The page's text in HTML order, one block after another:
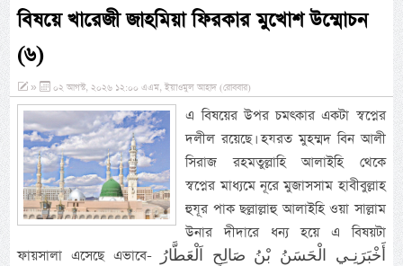
বিষয়ে খারেজী জাহমিয়া ফিরকার মুখোশ উম্মোচন
(৬)
» ০২ আগস্ট, ২০২৬ ১২:০০ এএম, ইয়াওমুল আহাদ (রোববার)
এ বিষয়ের উপর চমৎকার একটা স্বপ্নের
দলীল রয়েছে। হযরত মুহম্মদ বিন আলী
সিরাজ রহমতুল্লাহি আলাইহি থেকে
স্বপ্নের মাধ্যমে নূরে মুজাসসাম হাবীবুল্লাহ
হুযূর পাক ছল্লাল্লাহু আলাইহি ওয়া সাল্লাম
উনার দীদারে ধন্য হয়ে এ বিষয়টা
ফায়সালা এসেছে এভাবে- أَخْبَرَنِـي الْحَسَنُ بْنُ صَالِحٍ اَلْعَطَّارُ